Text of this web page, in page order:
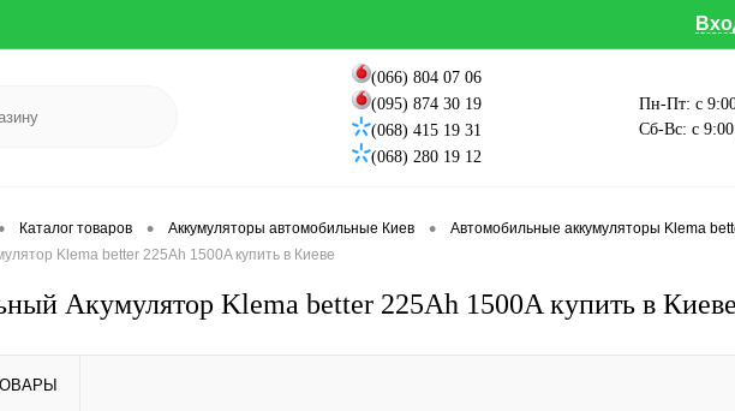
(066) 804 07 06
(095) 874 30 19
(068) 415 19 31
(068) 280 19 12
Пн-Пт: с
Сб-Вс: с
Каталог товаров • Аккумуляторы автомобильные Киев • Автомобильные аккумуляторы Klema
Klema better 225Ah 1500A купить в Киеве
Акумулятор Klema better 225Ah 1500A купить в Киеве